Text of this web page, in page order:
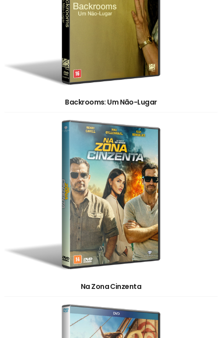
Backrooms: Um Não-Lugar
Na Zona Cinzenta